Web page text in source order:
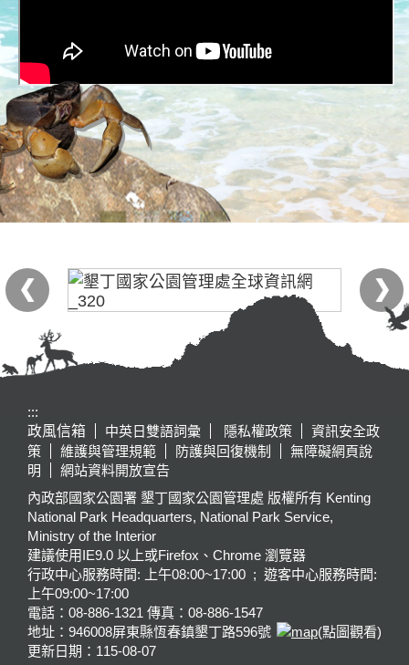
:::
政風信箱
中英日雙語詞彙 隱私權政策
資訊安全政
策
維護與管理規範 防護與回復機制
無障礙網頁說
明
網站資料開放宣告
內政部國家公園署 墾丁國家公園管理處 版權所有 Kenting
National Park Headquarters, National Park Service,
Ministry of the Interior
建議使用IE9.0 以上或Firefox、Chrome 瀏覽器
行政中心服務時間: 上午08:00~17:00 ; 遊客中心服務時間:
上午09:00~17:00
電話：08-886-1321 傳真：08-886-1547
地址：946008屏東縣恆春鎮墾丁路596號
(點圖觀看)
更新日期： 115-08-07